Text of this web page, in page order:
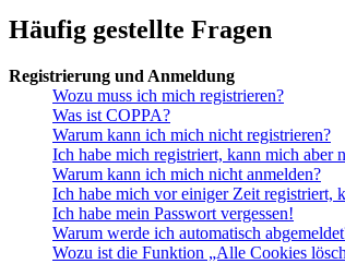
Häufig gestellte Fragen
Registrierung und Anmeldung
Wozu muss ich mich registrieren?
Was ist COPPA?
Warum kann ich mich nicht registrieren?
Ich habe mich registriert, kann mich aber
Warum kann ich mich nicht anmelden?
Ich habe mich vor einiger Zeit registriert,
Ich habe mein Passwort vergessen!
Warum werde ich automatisch
Wozu ist die Funktion „Alle Cookies